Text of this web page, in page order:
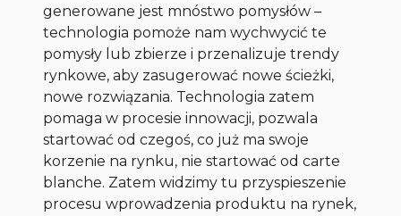
generowane jest mnóstwo pomysłów –
technologia pomoże nam wychwycić te
pomysły lub zbierze i przenalizuje trendy
rynkowe, aby zasugerować nowe ścieżki,
nowe rozwiązania. Technologia zatem
pomaga w procesie innowacji, pozwala
startować od czegoś, co już ma swoje
korzenie na rynku, nie startować odcarte
blanche. Zatem widzimy tu przyspieszenie
procesu wprowadzenia produktu na rynek,